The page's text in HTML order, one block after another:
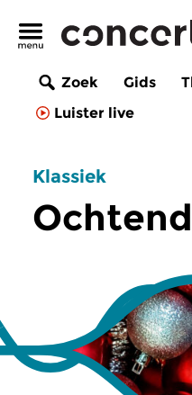
Zoek Gids
Luister live
Klassiek